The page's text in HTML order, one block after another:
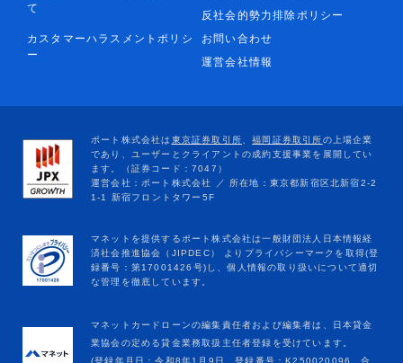
て
反社会的勢力排除ポリシー
カスタマーハラスメントポリシ
ー
お問い合わせ
運営会社情報
マネットカードローンの編集責任者および編集者は、日本貸金
業協会の定める貸金業務取扱主任者登録を受けています。
(登録年月日：令和8年1月9日、登録番号：K250020096、合